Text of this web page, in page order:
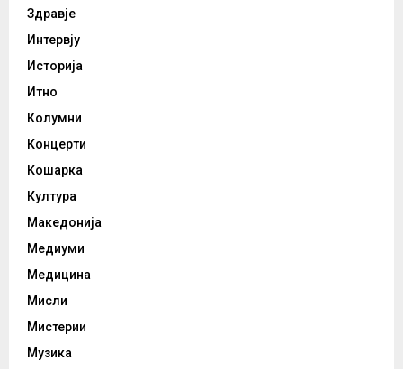
Здравје
Интервју
Историја
Итно
Колумни
Концерти
Кошарка
Култура
Македонија
Медиуми
Медицина
Мисли
Мистерии
Музика